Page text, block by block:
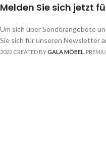
Melden Sie sich jetzt
Um sich über Sonderangebote
Sie sich für unseren Newsletter
2022 CREATED BYGALA MÖBEL .